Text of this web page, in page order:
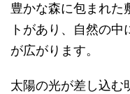
豊かな森に包まれた
トがあり、自然の
が広がります。
太陽の光が差し込む